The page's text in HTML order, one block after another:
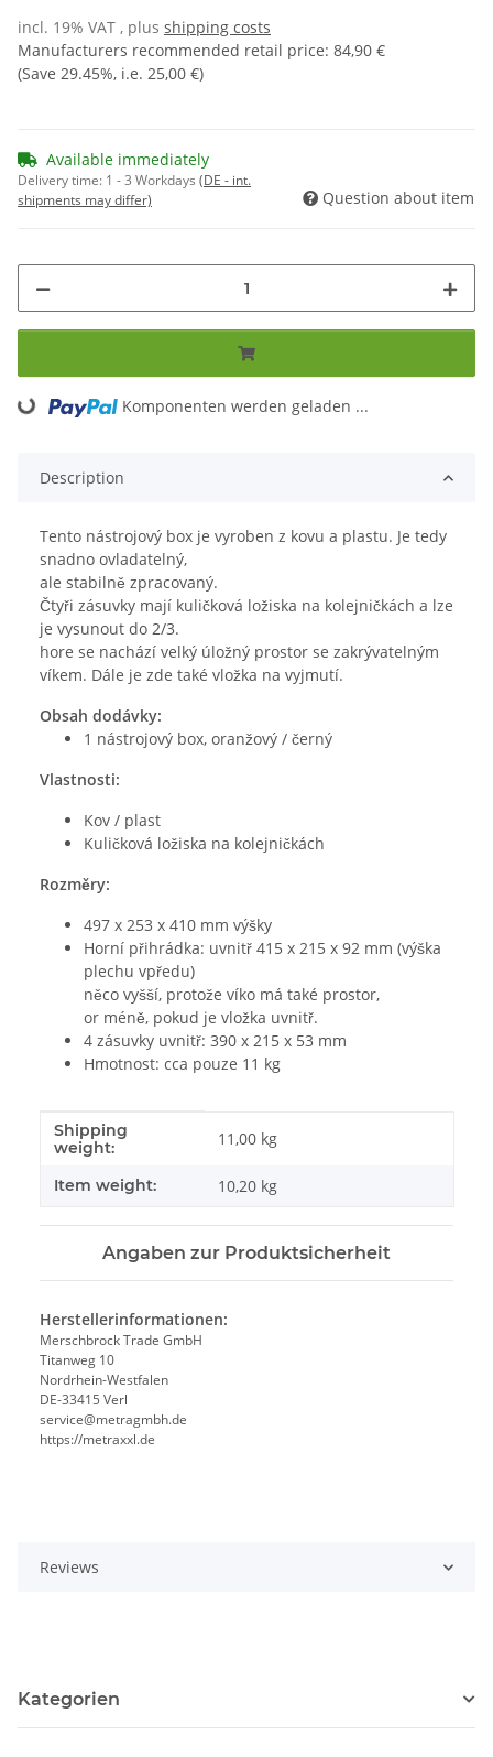
incl. 19% VAT , plus shipping costs
Manufacturers recommended retail price: 84,90 €
(Save 29.45%, i.e. 25,00 €)
Available immediately
Delivery time: 1 - 3 Workdays (DE - int.
shipments may differ)
Question about item
Loading... Komponenten werden geladen ...
Description
Tento nástrojový box je vyroben z kovu a plastu. Je tedy
snadno ovladatelný,
ale stabilně zpracovaný.
Čtyři zásuvky mají kuličková ložiska na kolejničkách a lze
je vysunout do 2/3.
hore se nachází velký úložný prostor se zakrývatelným
víkem. Dále je zde také vložka na vyjmutí.
Obsah dodávky:
1 nástrojový box, oranžový / černý
Vlastnosti:
Kov / plast
Kuličková ložiska na kolejničkách
Rozměry:
497 x 253 x 410 mm výšky
Horní přihrádka: uvnitř 415 x 215 x 92 mm (výška
plechu vpředu)
něco vyšší, protože víko má také prostor,
or méně, pokud je vložka uvnitř.
4 zásuvky uvnitř: 390 x 215 x 53 mm
Hmotnost: cca pouze 11 kg
#productDetails.itemInformation#
#productDetails.itemValue#
Shipping
weight:
11,00 kg
Item weight: 10,20 kg
Angaben zur Produktsicherheit
Herstellerinformationen:
Merschbrock Trade GmbH
Titanweg 10
Nordrhein-Westfalen
DE-33415 Verl
service@metragmbh.de
https://metraxxl.de
Reviews
Kategorien